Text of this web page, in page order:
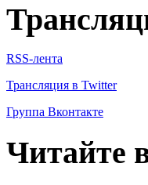
RSS-лента
Трансляция в Twitter
Группа Вконтакте
Читайте